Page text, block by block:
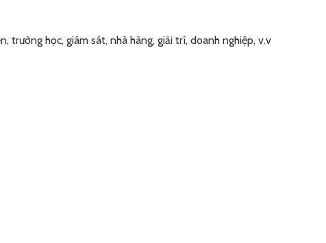
trường học, giám sát, nhà hàng, giải trí, doanh nghiệp, v.v